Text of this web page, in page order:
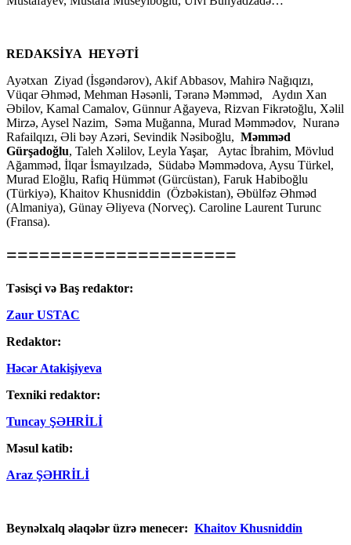
REDAKSİYA HEYƏTİ
Ayətxan Ziyad (İsgəndərov), Akif Abbasov, Mahirə Nağıqızı,
Vüqar Əhməd, Mehman Həsənli, Təranə Məmməd, Aydın Xan
Əbilov, Kamal Camalov, Günnur Ağayeva, Rizvan Fikrətoğlu, Xəlil
Mirzə, Aysel Nazim, Səma Muğanna, Murad Məmmədov, Nuranə
Rafailqızı, Əli bəy Azəri, Sevindik Nəsiboğlu, Məmməd
Gürşadoğlu, Taleh Xəlilov, Leyla Yaşar, Aytac İbrahim, Mövlud
Ağamməd, İlqar İsmayılzadə, Südabə Məmmədova, Aysu Türkel,
Murad Eloğlu, Rafiq Hümmət (Gürcüstan), Faruk Habiboğlu
(Türkiyə), Khaitov Khusniddin (Özbəkistan), Əbülfəz Əhməd
(Almaniya), Günay Əliyeva (Norveç). Caroline Laurent Turunc
(Fransa).
=====================
Təsisçi və Baş redaktor:
Zaur USTAC
Redaktor:
Həcər Atakişiyeva
Texniki redaktor:
Tuncay ŞƏHRİLİ
Məsul katib:
Araz ŞƏHRİLİ
Beynəlxalq əlaqələr üzrə menecer: Khaitov Khusniddin